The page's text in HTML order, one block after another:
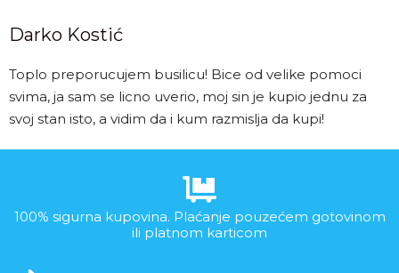
Darko Kostić
Toplo preporucujem busilicu! Bice od velike pomoci
svima, ja sam se licno uverio, moj sin je kupio jednu za
svoj stan isto, a vidim da i kum razmislja da kupi!
100% sigurna kupovina. Plaćanje pouzećem gotovinom
ili platnom karticom